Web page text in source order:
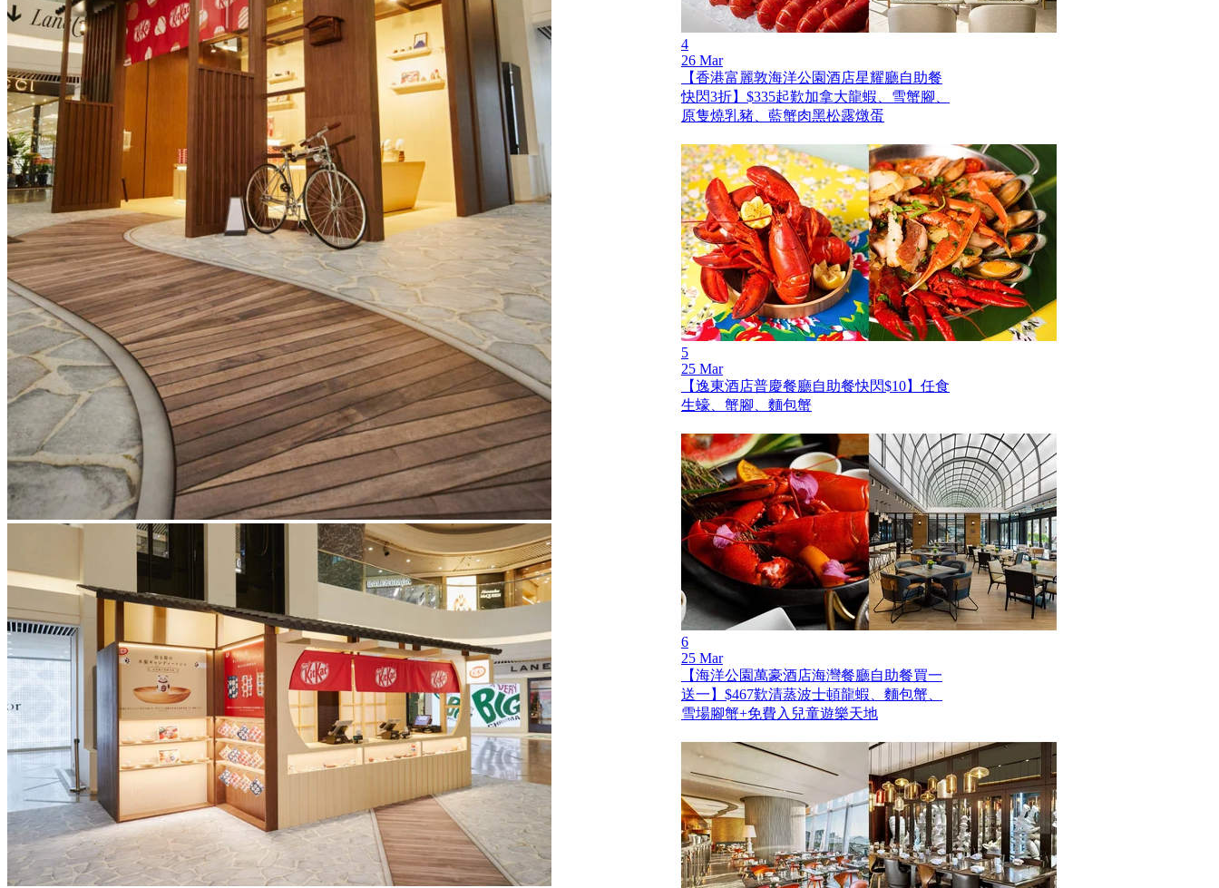
4
26 Mar
【香港富麗敦海洋公園酒店星耀廳自助餐
快閃3折】$335起歎加拿大龍蝦、雪蟹腳、
原隻燒乳豬、藍蟹肉黑松露燉蛋
5
25 Mar
【逸東酒店普慶餐廳自助餐快閃$10】任食
生蠔、蟹腳、麵包蟹
6
25 Mar
【海洋公園萬豪酒店海灣餐廳自助餐買一
送一】$467歎清蒸波士頓龍蝦、麵包蟹、
雪場腳蟹+免費入兒童遊樂天地